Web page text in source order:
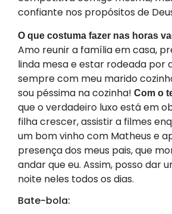
confiante nos propósitos de
O que costuma fazer nas horas
Amo reunir a família em casa,
linda mesa e estar rodeada por
sempre com meu marido
sou péssima na cozinha! Com o
que o verdadeiro luxo está em
filha crescer, assistir a filmes
um bom vinho com Matheus e
presença dos meus pais, que
andar que eu. Assim, posso dar
noite neles todos os dias.
Bate-bola: